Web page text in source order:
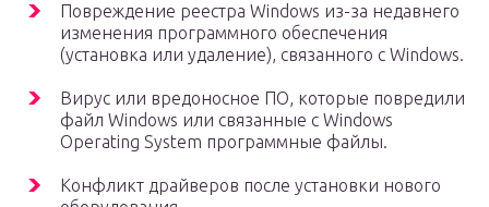
Повреждение реестра Windows из-за недавнего
изменения программного обеспечения
(установка или удаление), связанного с Windows.
Вирус или вредоносное ПО, которые повредили
файл Windows или связанные с Windows
Operating System программные файлы.
Конфликт драйверов после установки нового